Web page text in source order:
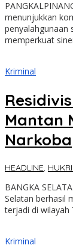
menunjukkan
penyalahgunaan
memperkuat
Kriminal
Mantan
Narkoba
HEADLINE,
BANGKA
Selatan berhasil
terjadi di wilayah
Kriminal